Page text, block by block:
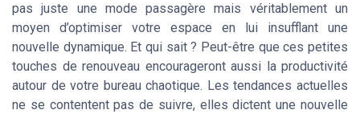
pas juste une mode passagère mais véritablement un
moyen d’optimiser votre espace en lui insufflant une
nouvelle dynamique. Et qui sait ? Peut-être que ces petites
touches de renouveau encourageront aussi la productivité
autour de votre bureau chaotique. Les tendances actuelles
ne se contentent pas de suivre, elles dictent une nouvelle